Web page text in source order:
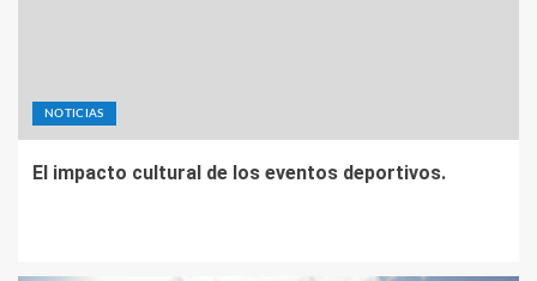
NOTICIAS
El impacto cultural de los eventos deportivos.